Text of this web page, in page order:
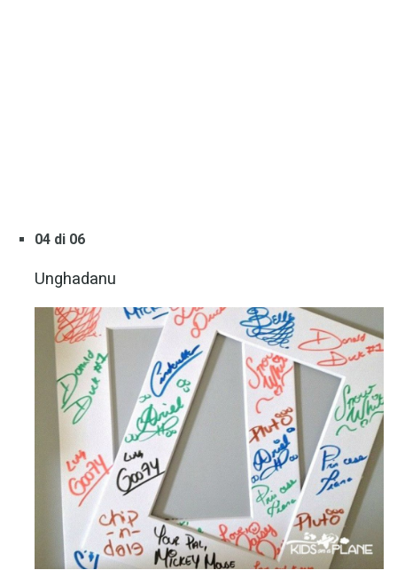
04 di 06
Unghadanu